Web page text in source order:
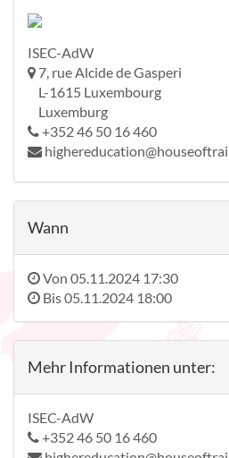
ISEC-AdW
7, rue Alcide de Gasperi
L-1615 Luxembourg
Luxemburg
+352 46 50 16 460
Wann
Von 05.11.2024 17:30
Bis05.11.2024 18:00
Mehr Informationen unter:
ISEC-AdW
+352 46 50 16 460